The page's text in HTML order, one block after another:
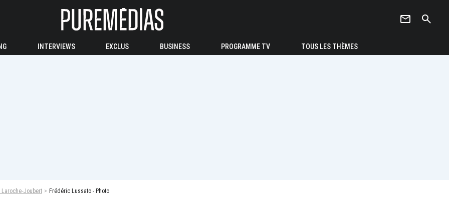
newsletter search
INTERVIEWS EXCLUS BUSINESS PROGRAMME TV TOUS LES THÈMES
Laroche-Joubert Frédéric Lussato - Photo